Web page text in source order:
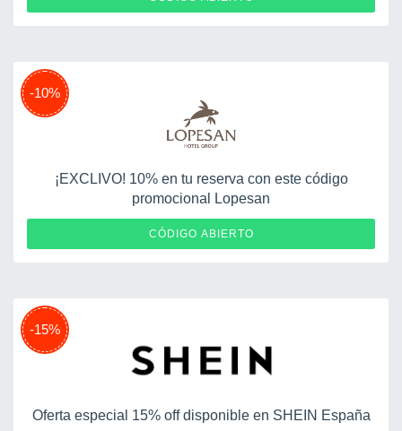
-10%
¡EXCLIVO! 10% en tu reserva con este código
promocional Lopesan
CÓDIGO ABIERTO
-15%
Oferta especial 15% off disponible en SHEIN España